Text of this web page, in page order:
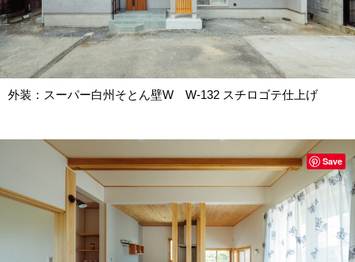
外装：スーパー白州そとん壁W W-132 スチロゴテ仕上げ
Save